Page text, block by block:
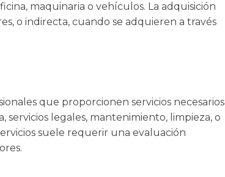
maquinaria o vehículos. La adquisición
o indirecta, cuando se adquieren a través
que proporcionen servicios necesarios
servicios legales, mantenimiento, limpieza, o
suele requerir una evaluación